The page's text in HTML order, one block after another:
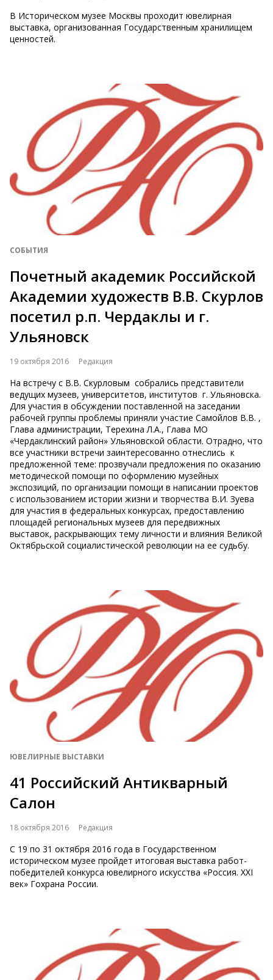
В Историческом музее Москвы проходит ювелирная
выставка, организованная Государственным хранилищем
ценностей.
СОБЫТИЯ
Почетный академик Российской
Академии художеств В.В. Скурлов
посетил р.п. Чердаклы и г.
Ульяновск
19 октября 2016 Редакция
На встречу с В.В. Скурловым собрались представители
ведущих музеев, университетов, институтов г. Ульяновска.
Для участия в обсуждении поставленной на заседании
рабочей группы проблемы приняли участие Самойлов В.В. ,
Глава администрации, Терехина Л.А., Глава МО
«Чердаклинский район» Ульяновской области. Отрадно, что
все участники встречи заинтересованно отнеслись к
предложенной теме: прозвучали предложения по оказанию
методической помощи по оформлению музейных
экспозиций, по организации помощи в написании проектов
с использованием истории жизни и творчества В.И. Зуева
для участия в федеральных конкурсах, предоставлению
площадей региональных музеев для передвижных
выставок, раскрывающих тему личности и влияния Великой
Октябрьской социалистической революции на ее судьбу.
ЮВЕЛИРНЫЕ ВЫСТАВКИ
41 Российский Антикварный
Салон
18 октября 2016 Редакция
С 19 по 31 октября 2016 года в Государственном
историческом музее пройдет итоговая выставка работ-
победителей конкурса ювелирного искусства «Россия. XXI
век» Гохрана России.